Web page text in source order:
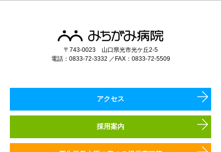
〒743-0023 山口県光市光ケ丘2-5
電話：0833-72-3332 ／FAX：0833-72-5509
アクセス
採用案内